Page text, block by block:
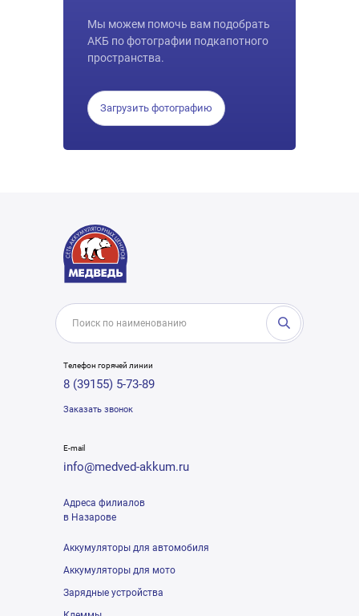
Мы можем помочь вам подобрать
АКБ по фотографии подкапотного
пространства.
Загрузить фотографию
Телефон горячей линии
8 (39155) 5-73-89
Заказать звонок
E-mail
info@medved-akkum.ru
Адреса филиалов
в Назарове
Аккумуляторы для автомобиля
Аккумуляторы для мото
Зарядные устройства